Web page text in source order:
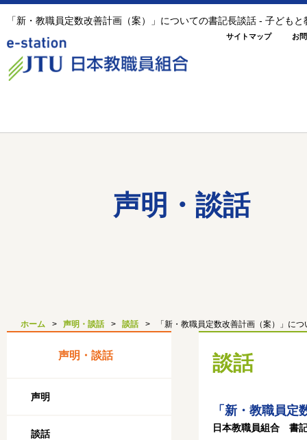
「新・教職員定数改善計画（案）」についての書記長談話 - 子ど
サイトマップ お
声明・談話
ホーム 声明・談話 談話 「新・教職員定数改善計画（案）」に
談話
「新・教職員
日本教職員組合
声明・談話
声明
談話